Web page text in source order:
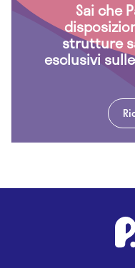
Sai che
strutture
esclusivi